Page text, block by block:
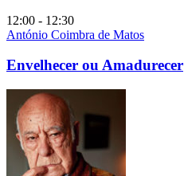
12:00 - 12:30
António Coimbra de Matos
Envelhecer ou Amadurecer